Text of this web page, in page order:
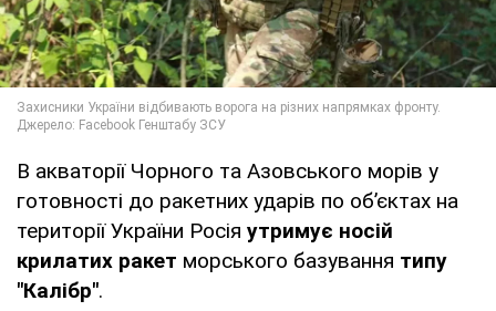
В акваторії Чорного та Азовського морів у
готовності до ракетних ударів по об’єктах на
території України Росія утримує носій
крилатих ракет морського базування типу
"Калібр".